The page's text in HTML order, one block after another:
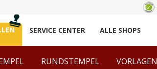
SERVICE CENTER ALLE SHOPS
RUNDSTEMPEL VORLAGEN